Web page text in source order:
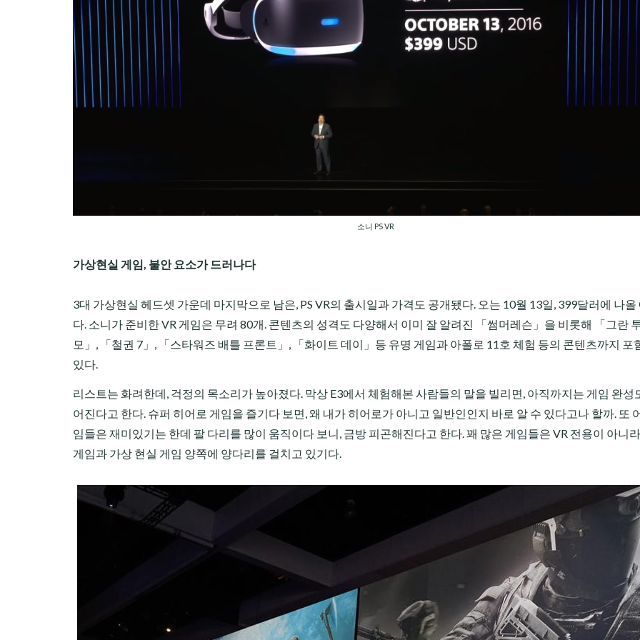
소니 PS VR
가상현실 게임, 불안 요소가 드러나다
3대 가상현실 헤드셋 가운데 마지막으로 남은, PS VR의 출시일과 가격도 공개됐다. 오는 10월 13일, 399달러에 나올
다. 소니가 준비한 VR 게임은 무려 80개. 콘텐츠의 성격도 다양해서 이미 잘 알려진 「썸머레슨」을 비롯해 「그란
모」, 「철권 7」, 「스타워즈 배틀 프론트」, 「화이트 데이」등 유명 게임과 아폴로 11호 체험 등의 콘텐츠까지 포
있다.
리스트는 화려한데, 걱정의 목소리가 높아졌다. 막상 E3에서 체험해본 사람들의 말을 빌리면, 아직까지는 게임 완성
어진다고 한다. 슈퍼 히어로 게임을 즐기다 보면, 왜 내가 히어로가 아니고 일반인인지 바로 알 수 있다고나 할까. 또
임들은 재미있기는 한데 팔 다리를 많이 움직이다 보니, 금방 피곤해진다고 한다. 꽤 많은 게임들은 VR 전용이 아니
게임과 가상 현실 게임 양쪽에 양다리를 걸치고 있기다.